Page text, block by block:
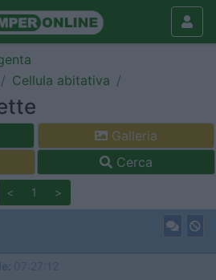
Cellula abitativa
Galleria
Cerca
< 1 >
07:27:12